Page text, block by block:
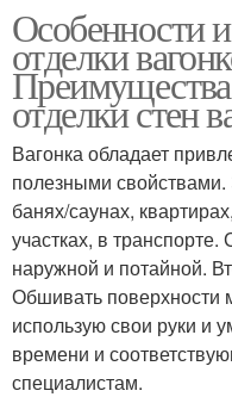
Особенности
отделки
отделки стен
Вагонка обладает
полезными свойствами.
банях/саунах,
участках, в
наружной и потайной.
Обшивать поверхности
использую свои руки и
времени и
специалистам.